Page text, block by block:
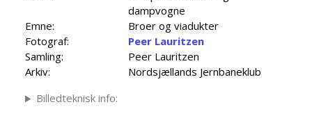
dampvogne
Emne:
Broer og viadukter
Fotograf:
Peer Lauritzen
Samling:
Peer Lauritzen
Arkiv:
Nordsjællands Jernbaneklub
Billedteknisk info: